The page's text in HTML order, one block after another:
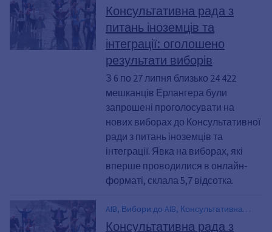
рада з питань іноземців
Консультативна рада з
питань іноземців та
інтеграції: оголошено
результати виборів
З 6 по 27 липня близько 24 422
мешканців Ерлангера були
запрошені проголосувати на
нових виборах до Консультативної
ради з питань іноземців та
інтеграції. Явка на виборах, які
вперше проводилися в онлайн-
форматі, склала 5,7 відсотка.
AIB, Вибори до AIB, Консультативна
рада з питань іноземців
Консультативна рада з